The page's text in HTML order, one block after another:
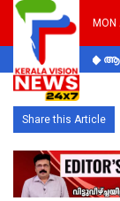
Share this Article